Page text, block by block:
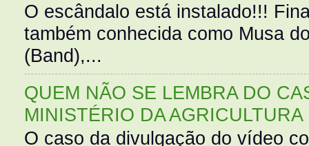
O escândalo está instalado!!!
também conhecida como Musa
(Band),...
QUEM NÃO SE LEMBRA DO
MINISTÉRIO DA AGRICULTURA
O caso da divulgação do vídeo